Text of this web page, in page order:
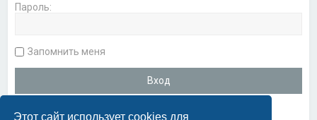
Этот сайт использует cookies для
Пароль:
Запомнить меня